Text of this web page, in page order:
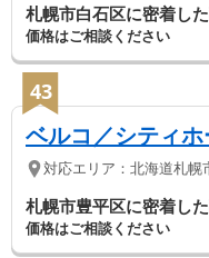
札幌市白石区に密着し
価格はご相談ください
43
ベルコ／シティ
対応エリア： 北海道札幌
札幌市豊平区に密着し
価格はご相談ください